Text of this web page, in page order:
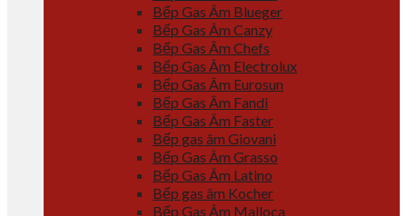
Bếp Gas Âm Blueger
Bếp Gas Âm Canzy
Bếp Gas Âm Chefs
Bếp Gas Âm Electrolux
Bếp Gas Âm Eurosun
Bếp Gas Âm Fandi
Bếp Gas Âm Faster
Bếp gas âm Giovani
Bếp Gas Âm Grasso
Bếp Gas Âm Latino
Bếp gas âm Kocher
Bếp Gas Âm Malloca